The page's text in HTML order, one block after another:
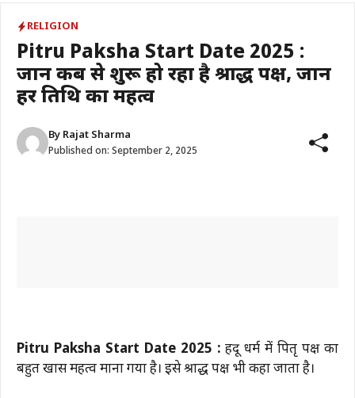
RELIGION
Pitru Paksha Start Date 2025 :
जानें कब से शुरू हो रहा है श्राद्ध पक्ष, जानें
हर तिथि का महत्व
By Rajat Sharma
Published on: September 2, 2025
Pitru Paksha Start Date 2025 :हिंदू धर्म में पितृ पक्ष का
बहुत खास महत्व माना गया है। इसे श्राद्ध पक्ष भी कहा जाता है।